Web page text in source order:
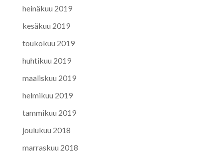
heinäkuu 2019
kesäkuu 2019
toukokuu 2019
huhtikuu 2019
maaliskuu 2019
helmikuu 2019
tammikuu 2019
joulukuu 2018
marraskuu 2018